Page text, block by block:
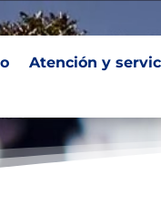
Atención y
Civil